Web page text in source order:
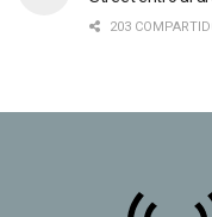
203